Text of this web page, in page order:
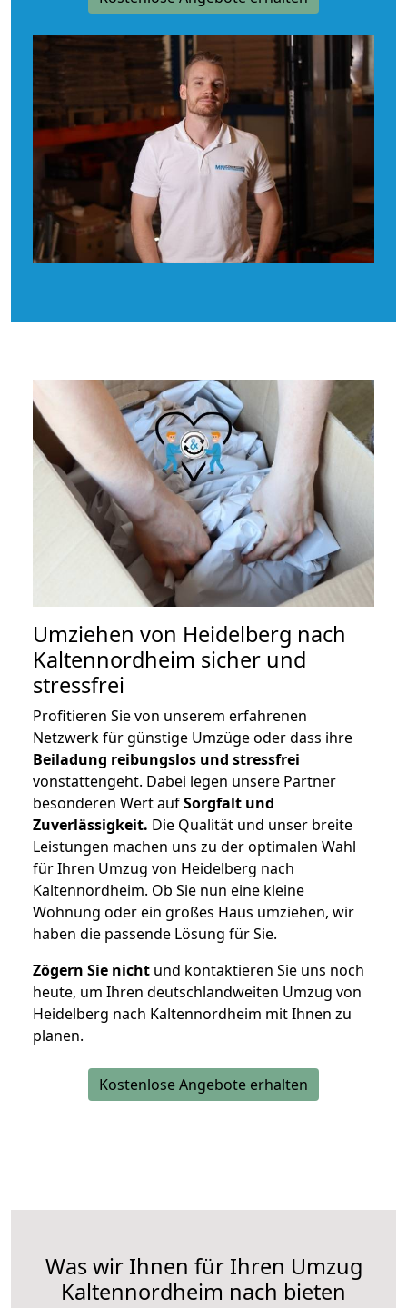
Umziehen von Heidelberg nach
Kaltennordheim sicher und
stressfrei
Profitieren Sie von unserem erfahrenen
Netzwerk für günstige Umzüge oder dass ihre
Beiladung reibungslos und stressfrei
vonstattengeht. Dabei legen unsere Partner
besonderen Wert aufSorgfalt und
Zuverlässigkeit. Die Qualität und unser breite
Leistungen machen uns zu der optimalen Wahl
für Ihren Umzug von Heidelberg nach
Kaltennordheim. Ob Sie nun eine kleine
Wohnung oder ein großes Haus umziehen, wir
haben die passende Lösung für Sie.
Zögern Sie nicht und kontaktieren Sie uns noch
heute, um Ihren deutschlandweiten Umzug von
Heidelberg nach Kaltennordheim mit Ihnen zu
planen.
Kostenlose Angebote erhalten
Was wir Ihnen für Ihren Umzug
Kaltennordheim nach bieten